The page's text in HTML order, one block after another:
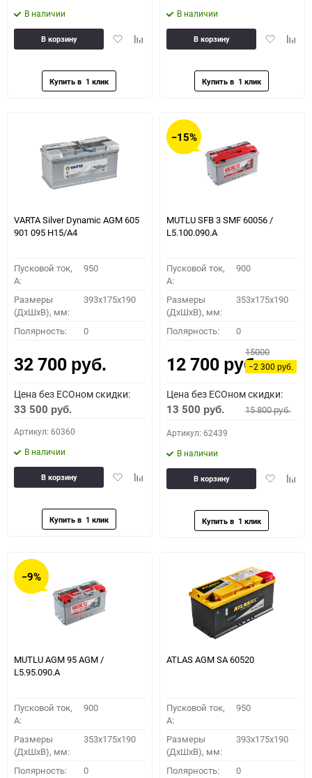
В наличии
ДобавитьДобавить
В корзину
В наличии
Добавить
В корзину
VARTA Silver Dynamic AGM 605
901 095 H15/A4
Пусковой ток,
A:
950
Размеры
(ДхШхВ), мм:
393x175x190
Полярность: 0
32 700 руб.
Цена без ECOном скидки:
33 500 руб.
Артикул: 60360
В наличии
ДобавитьДобавить
В корзину
−15%
MUTLU SFB 3 SMF 60056 /
L5.100.090.A
Пусковой ток,
A:
900
Размеры
(ДхШхВ), мм:
353x175x190
Полярность: 0
12 700 руб.
15000
−2 300руб.
Цена без ECOном скидки:
13 500 руб. 15 800руб.
Артикул: 62439
В наличии
Добавить
В корзину
−9%
MUTLU AGM 95 AGM /
L5.95.090.A
Пусковой ток,
A:
900
Размеры
(ДхШхВ), мм:
353x175x190
Полярность: 0
ATLAS AGM SA 60520
Пусковой ток,
A:
950
Размеры
(ДхШхВ), мм:
393x175x190
Полярность: 0